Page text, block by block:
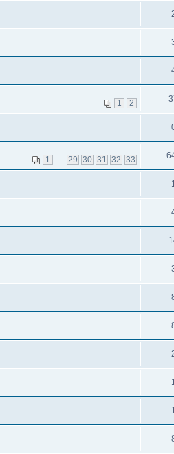
1 2
1 29 30 31 32 33
1
1
1